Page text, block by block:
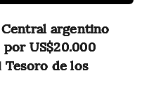
argentino
por US$20.000
Tesoro de los